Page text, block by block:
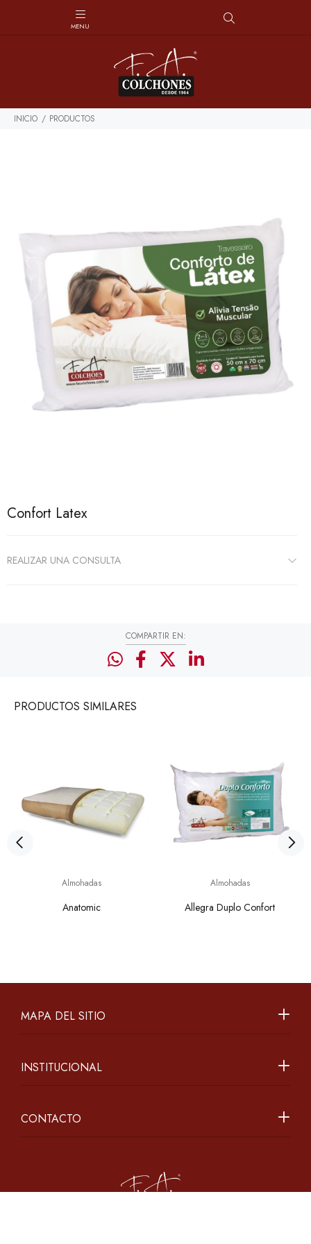
INICIO PRODUCTOS
Confort Latex
REALIZAR UNA CONSULTA
COMPARTIR EN:
PRODUCTOS SIMILARES
Almohadas
Anatomic
Almohadas
Allegra Duplo Confort
MAPA DEL SITIO
INSTITUCIONAL
CONTACTO